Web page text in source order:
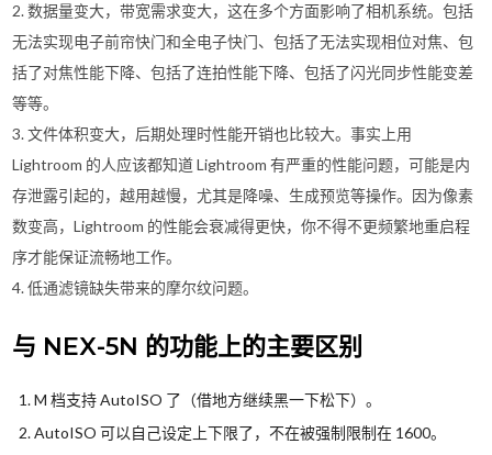
2. 数据量变大，带宽需求变大，这在多个方面影响了相机系统。包括
无法实现电子前帘快门和全电子快门、包括了无法实现相位对焦、包
括了对焦性能下降、包括了连拍性能下降、包括了闪光同步性能变差
等等。
3. 文件体积变大，后期处理时性能开销也比较大。事实上用
Lightroom 的人应该都知道 Lightroom 有严重的性能问题，可能是内
存泄露引起的，越用越慢，尤其是降噪、生成预览等操作。因为像素
数变高，Lightroom 的性能会衰减得更快，你不得不更频繁地重启程
序才能保证流畅地工作。
4. 低通滤镜缺失带来的摩尔纹问题。
与 NEX-5N 的功能上的主要区别
M 档支持 AutoISO 了（借地方继续黑一下松下）。
AutoISO 可以自己设定上下限了，不在被强制限制在 1600。